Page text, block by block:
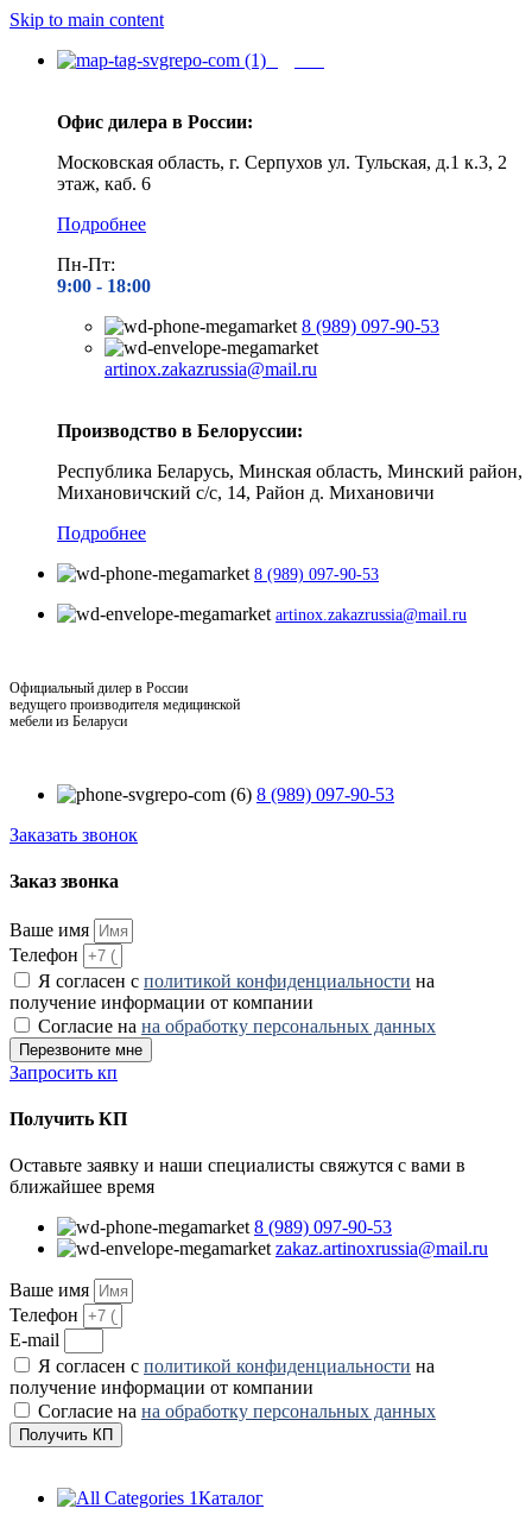
Skip to main content
Офис дилера в России:
Московская область, г. Серпухов ул. Тульская, д.1 к.3, 2
этаж, каб. 6
Подробнее
Пн-Пт:
9:00 - 18:00
8 (989) 097-90-53
artinox.zakazrussia@mail.ru
Производство в Белоруссии:
Республика Беларусь, Минская область, Минский район,
Михановичский с/с, 14, Район д. Михановичи
Подробнее
8 (989) 097-90-53
artinox.zakazrussia@mail.ru
Официальный дилер в России
ведущего производителя медицинской
мебели из Беларуси
8 (989) 097-90-53
Заказать звонок
Заказ звонка
Ваше имя
Телефон
Я согласен с политикой конфиденциальности на
получение информации от компании
Согласие на на обработку персональных данных
Перезвоните мне
Запросить кп
Получить КП
Оставьте заявку и наши специалисты свяжутся с вами в
ближайшее время
8 (989) 097-90-53
zakaz.artinoxrussia@mail.ru
Ваше имя
Телефон
E-mail
Я согласен с политикой конфиденциальности на
получение информации от компании
Согласие на на обработку персональных данных
Получить КП
Каталог